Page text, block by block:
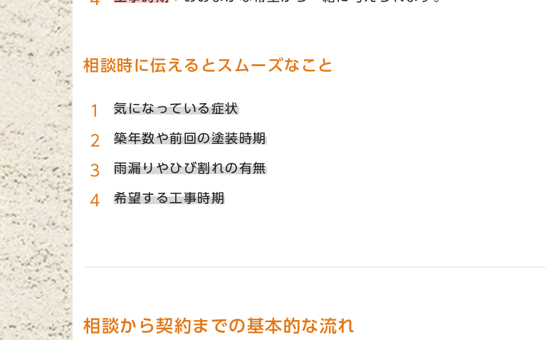
相談時に伝えるとスムーズなこと
気になっている症状
築年数や前回の塗装時期
雨漏りやひび割れの有無
希望する工事時期
相談から契約までの基本的な流れ